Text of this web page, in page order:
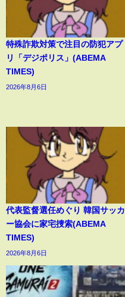
特殊詐欺対策で注目の防犯アプ
リ「デジポリス」(ABEMA
TIMES)
2026年8月6日
代表監督選任めぐり 韓国サッカ
ー協会に家宅捜索(ABEMA
TIMES)
2026年8月6日